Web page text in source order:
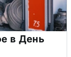
в День